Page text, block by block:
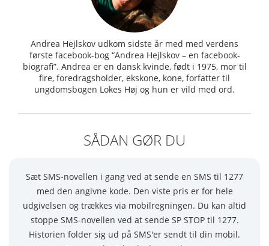
Andrea Hejlskov udkom sidste år med med verdens
første facebook-bog “Andrea Hejlskov – en facebook-
biografi”. Andrea er en dansk kvinde, født i 1975, mor til
fire, foredragsholder, ekskone, kone, forfatter til
ungdomsbogen Lokes Høj og hun er vild med ord.
SÅDAN GØR DU
Sæt SMS-novellen i gang ved at sende en SMS til 1277
med den angivne kode. Den viste pris er for hele
udgivelsen og trækkes via mobilregningen. Du kan altid
stoppe SMS-novellen ved at sende SP STOP til 1277.
Historien folder sig ud på SMS'er sendt til din mobil.